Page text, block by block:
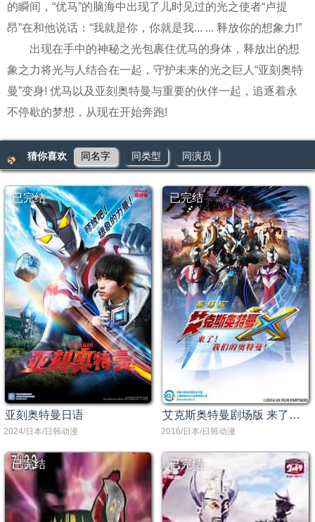
的瞬间，“优马”的脑海中出现了儿时见过的光之使者“卢提
昂”在和他说话：“我就是你，你就是我... ... 释放你的想象力!”
出现在手中的神秘之光包裹住优马的身体，释放出的想
象之力将光与人结合在一起，守护未来的光之巨人“亚刻奥特
曼”变身! 优马以及亚刻奥特曼与重要的伙伴一起，追逐着永
不停歇的梦想，从现在开始奔跑!
猜你喜欢 同名字 同类型 同演员
已完结
亚刻奥特曼日语
2024/日本/日韩动漫
已完结
艾克斯奥特曼剧场版 来了！我们的奥特曼
2016/日本/日韩动漫
已完结 已完结